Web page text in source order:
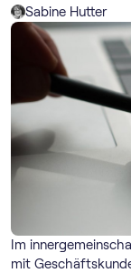
Sabine Hutter
Im
mit